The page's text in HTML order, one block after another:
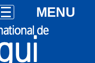
MENU